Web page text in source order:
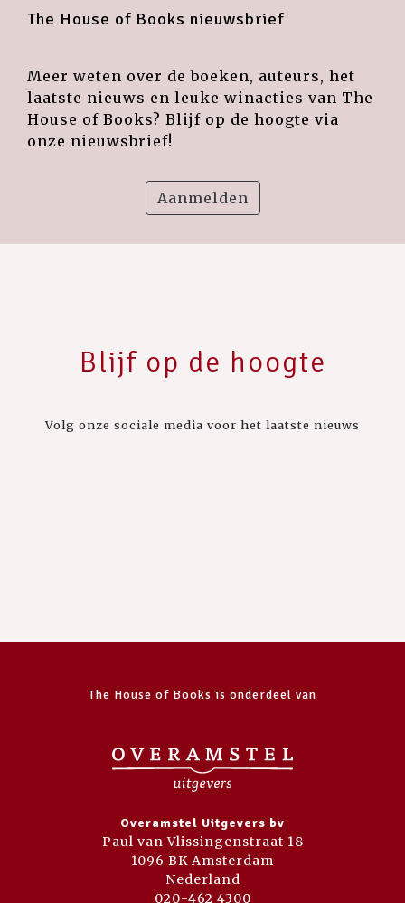
The House of Books nieuwsbrief
Meer weten over de boeken, auteurs, het
laatste nieuws en leuke winacties van The
House of Books? Blijf op de hoogte via
onze nieuwsbrief!
Aanmelden
Blijf op de hoogte
Volg onze sociale media voor het laatste nieuws
The House of Books is onderdeel van
Overamstel Uitgevers bv
Paul van Vlissingenstraat 18
1096 BK Amsterdam
Nederland
020-462 4300